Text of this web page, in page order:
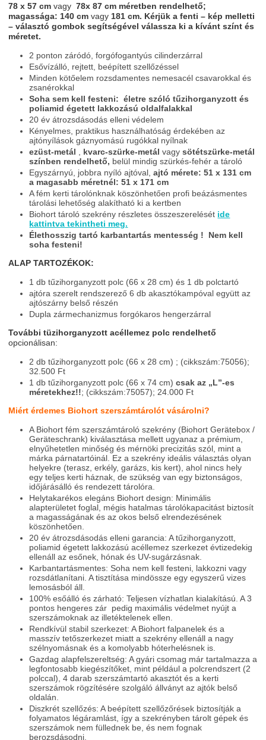
78 x 57 cm vagy78x 87 cm méretben rendelhető;
magassága: 140 cmvagy 181 cm. Kérjük a fenti – kép melletti
– választó gombok segítségével válassza ki a kívánt színt és
méretet.
2 ponton záródó, forgófogantyús cilinderzárral
Esővízálló, rejtett, beépített szellőzéssel
Minden kötőelem rozsdamentes nemesacél csavarokkal és
zsanérokkal
Soha sem kell festeni: életre szóló tűzihorganyzott és
poliamid égetett lakkozású oldalfalakkal
20 év átrozsdásodás elleni védelem
Kényelmes, praktikus használhatóság érdekében az
ajtónyílások gáznyomású rugókkal nyílnak
ezüst-metál
kvarc-szürke-metálvagy sötétszürke-metál
színben rendelhető, belül mindig szürkés-fehér a tároló
Egyszárnyú, jobbra nyíló ajtóval,ajtó mérete: 51 x 131 cm
a magasabb méretnél: 51 x 171 cm
A fém kerti tárolónknak köszönhetően profi beázásmentes
tárolási lehetőség alakítható ki a kertben
Biohort tároló szekrény részletes összeszerelését ide
kattintva tekintheti meg.
Élethosszig tartó karbantartás mentesség ! Nem kell
soha festeni!
ALAP TARTOZÉKOK:
1 db tűzihorganyzott polc (66 x 28 cm) és 1 db polctartó
ajtóra szerelt rendszerező 6 db akasztókampóval együtt az
ajtószárny belső részén
Dupla zármechanizmus forgókaros hengerzárral
További tüzihorganyzott acéllemez polc rendelhető
opcionálisan:
2 db tűzihorganyzott polc (66 x 28 cm) ; (cikkszám:75056);
32.500 Ft
1 db tűzihorganyzott polc (66 x 74 cm)csak az „L”-es
méretekhez!!; (cikkszám:75057); 24.000 Ft
Miért érdemes Biohort szerszámtárolót vásárolni?
A Biohort fém szerszámtároló szekrény (Biohort Gerätebox /
Geräteschrank) kiválasztása mellett ugyanaz a prémium,
elnyűhetetlen minőség és mérnöki precizitás szól, mint a
márka párnatartóinál. Ez a szekrény ideális választás olyan
helyekre (terasz, erkély, garázs, kis kert), ahol nincs hely
egy teljes kerti háznak, de szükség van egy biztonságos,
időjárásálló és rendezett tárolóra.
Helytakarékos elegáns Biohort design: Minimális
alapterületet foglal, mégis hatalmas tárolókapacitást biztosít
a magasságának és az okos belső elrendezésének
köszönhetően.
20 év átrozsdásodás elleni garancia: A tűzihorganyzott,
poliamid égetett lakkozású acéllemez szerkezet évtizedekig
ellenáll az esőnek, hónak és UV-sugárzásnak.
Karbantartásmentes: Soha nem kell festeni, lakkozni vagy
rozsdátlanítani. A tisztítása mindössze egy egyszerű vizes
lemosásból áll.
100% esőálló és zárható: Teljesen vízhatlan kialakítású. A 3
pontos hengeres zár pedig maximális védelmet nyújt a
szerszámoknak az illetéktelenek ellen.
Rendkívül stabil szerkezet: A Biohort falpanelek és a
masszív tetőszerkezet miatt a szekrény ellenáll a nagy
szélnyomásnak és a komolyabb hóterhelésnek is.
Gazdag alapfelszereltség: A gyári csomag már tartalmazza a
legfontosabb kiegészítőket, mint például a polcrendszert (2
polccal), 4 darab szerszámtartó akasztót és a kerti
szerszámok rögzítésére szolgáló állványt az ajtók belső
oldalán.
Diszkrét szellőzés: A beépített szellőzőrések biztosítják a
folyamatos légáramlást, így a szekrényben tárolt gépek és
szerszámok nem füllednek be, és nem fognak
berozsdásodni.